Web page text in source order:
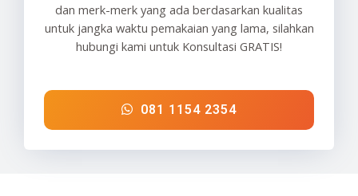
dan merk-merk yang ada berdasarkan kualitas
untuk jangka waktu pemakaian yang lama, silahkan
hubungi kami untuk Konsultasi GRATIS!
081 1154 2354